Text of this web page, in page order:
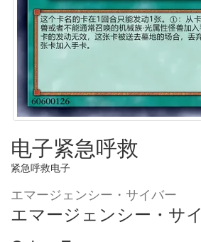
电子紧急呼救
紧急呼救电子
エマージェンシー・サイバー
エマージェンシー・サ